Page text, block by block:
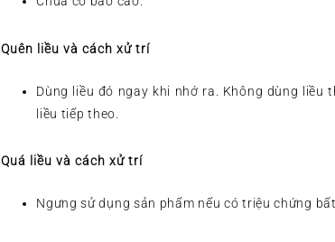
Quên liều và cách xử trí
Dùng liều đó ngay khi nhớ ra. Không dùng
liều tiếp theo.
Quá liều và cách xử trí
Ngưng sử dụng sản phẩm nếu có triệu chứng